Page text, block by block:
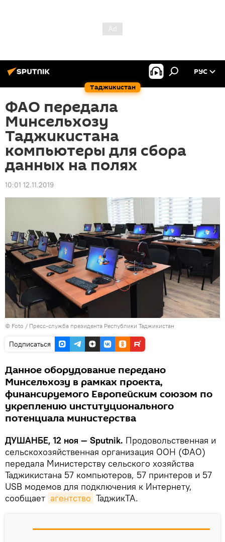
Таджикистан
РУС
ФАО передала
Минсельхозу
Таджикистана
компьютеры для сбора
данных на полях
10:01 12.11.2019
© Foto / Пресс-служба президента Республики Таджикистан
Подписаться
Данное оборудование передано
Минсельхозу в рамках проекта,
финансируемого Европейским союзом по
укреплению институционального
потенциала министерства
ДУШАНБЕ, 12 ноя — Sputnik. Продовольственная и
сельскохозяйственная организация ООН (ФАО)
передала Министерству сельского хозяйства
Таджикистана 57 компьютеров, 57 принтеров и 57
USB модемов для подключения к Интернету,
сообщает агентство ТаджикТА.